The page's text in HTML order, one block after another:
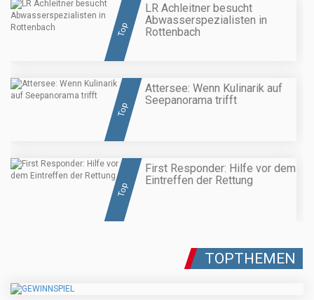
Top
LR Achleitner besucht
Abwasserspezialisten in
Rottenbach
Top
Attersee: Wenn Kulinarik auf
Seepanorama trifft
Top
First Responder: Hilfe vor dem
Eintreffen der Rettung
TOPTHEMEN